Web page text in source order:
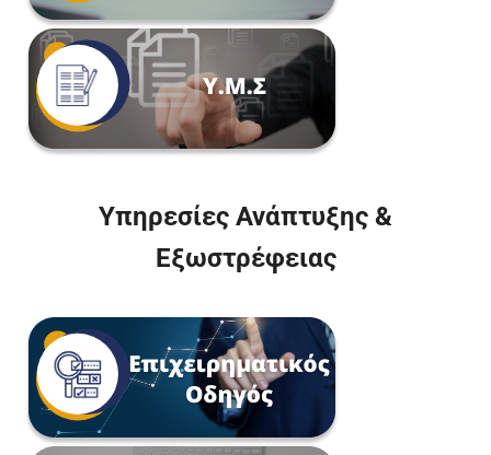
Υπηρεσίες Ανάπτυξης &
Εξωστρέφειας